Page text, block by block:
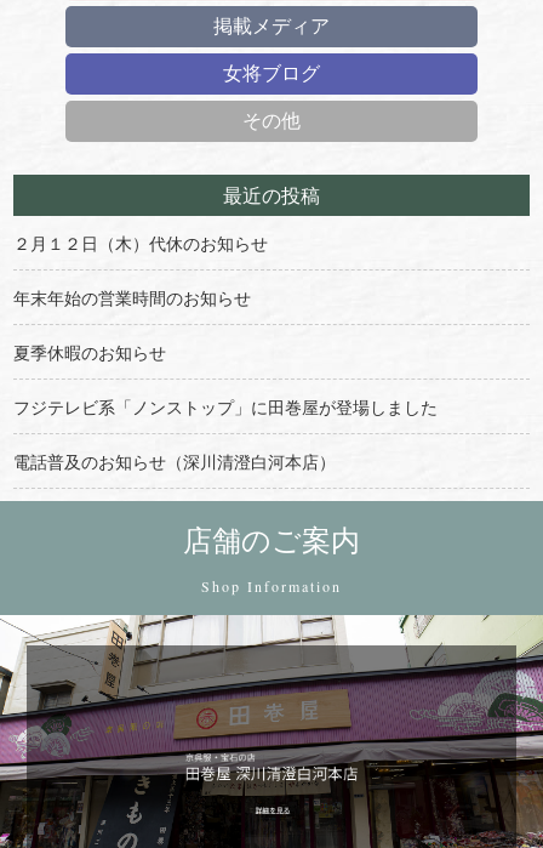
掲載メディア
女将ブログ
その他
最近の投稿
２月１２日（木）代休のお知らせ
年末年始の営業時間のお知らせ
夏季休暇のお知らせ
フジテレビ系「ノンストップ」に田巻屋が登場しました
電話普及のお知らせ（深川清澄白河本店）
店舗のご案内
Shop Information